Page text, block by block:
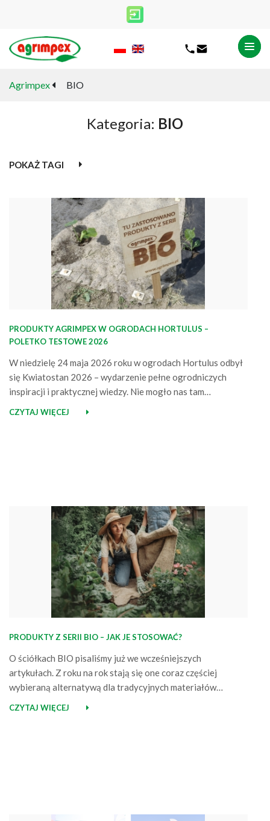
Agrimpex BIO
Kategoria: BIO
POKAŻ TAGI
PRODUKTY AGRIMPEX W OGRODACH HORTULUS –
POLETKO TESTOWE 2026
W niedzielę 24 maja 2026 roku w ogrodach Hortulus odbył
się Kwiatostan 2026 – wydarzenie pełne ogrodniczych
inspiracji i praktycznej wiedzy. Nie mogło nas tam
inspiracje Jako Agrimpex pojawiliśmy się na wydarzeniu z
CZYTAJ WIĘCEJ
PRODUKTY Z SERII BIO – JAK JE STOSOWAĆ?
O ściółkach BIO pisaliśmy już we wcześniejszych
artykułach. Z roku na rok stają się one coraz częściej
wybieraną alternatywą dla tradycyjnych materiałów
biodegradowalna w uprawie melona, arbuza, dyni itp.). Ich
CZYTAJ WIĘCEJ